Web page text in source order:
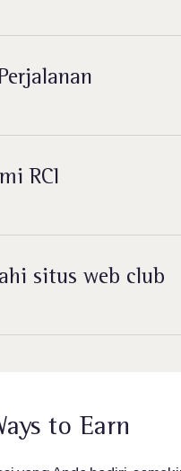
RCI
situs web club
to Earn